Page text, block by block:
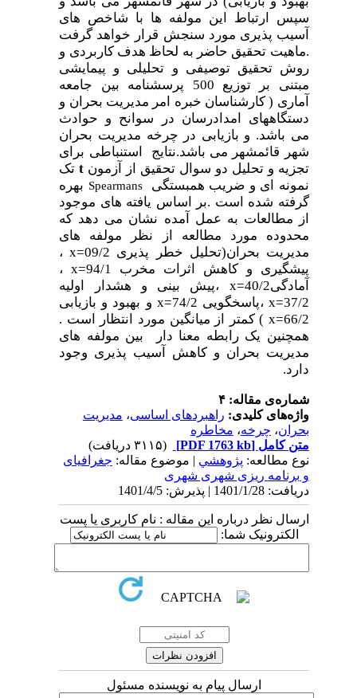
سپس ارتباط این مولفه ها با شاخص های
آسیب پذیری مورد سنجش قرار خواهد گرفت
.ماهیت تحقیق حاضر به لحاظ هدف کاربردی و
روش تحقیق توصیفی و تحلیلی و پیمایشی
مبتنی بر توزیع 500 پرسشنامه بین جامعه
آماری ( کارشناسان خبره امر مدیریت بحران و
دستگاههای امدادرسان در سوانح و حوادث
می باشد. و بازیابی در چرخه مدیریت بحران
شهر قائمشهر می باشد.نتایج استنباطی برای
تجزیه و تحلیل دو سوال تحقیق از آزمون tتک
نمونه ای و ضریب همبستگی
Spearmans بهره
گرفته شده است .بر اساس یافته های موجود
از مطالعات به عمل آمده نشان می دهد که
محدوده مورد مطالعه از نظر مولفه های
مدیریت بحران(تحلیل خطر پذیری 09/2=
x،
پیشگیری و کاهش اثرات مخرب 94/1=
x ،
آمادگی40/2=
x ،پیش بینی و هشدار اولیه
37/2=
x ،پاسخگویی 74/2=
x و بهبود و بازیابی
66/2=
x ) کمتر از میانگین مورد انتظار است .
همچنین یک رابطه معنا دار بین مولفه های
مدیریت بحران و کاهش آسیب پذیری وجود
دارد.
شماره‌ی مقاله: ۴
واژه‌های کلیدی: راهبردهای اساسی، مدیریت
بحران، چرخه، مخاطره
متن کامل [PDF 1763 kb]
(۳۱۱۵ دریافت)
نوع مطالعه: پژوهشي | موضوع مقاله: جغرافیای
و برنامه ریزی شهری شهری
دریافت: 1401/1/28 | پذیرش: 1401/4/5
ارسال نظر درباره این مقاله : نام کاربری یا پست
الکترونیک شما:
ارسال پیام به نویسنده مسئول